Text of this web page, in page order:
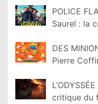
POLICE
Saurel : la
DES
Pierre
critique du